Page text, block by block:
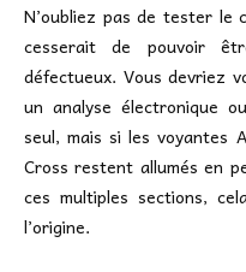
N’oubliez pas de tester le
cesserait de pouvoir
défectueux. Vous devriez
un analyse électronique
seul, mais si les voyantes
Cross restent allumés en
ces multiples sections,
l’origine.